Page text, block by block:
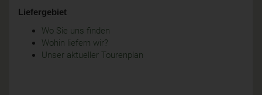
Liefergebiet
Wo Sie uns finden
Wohin liefern wir?
Unser aktueller Tourenplan